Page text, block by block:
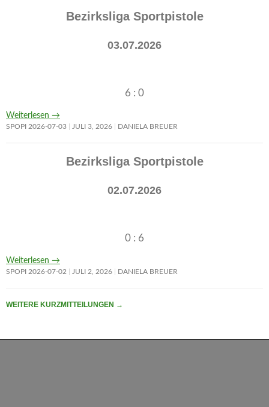
Bezirksliga Sportpistole
03.07.2026
6 : 0
Weiterlesen →
SPOPI 2026-07-03 JULI 3, 2026 DANIELA BREUER
Bezirksliga Sportpistole
02.07.2026
0 : 6
Weiterlesen →
SPOPI 2026-07-02 JULI 2, 2026 DANIELA BREUER
WEITERE KURZMITTEILUNGEN →